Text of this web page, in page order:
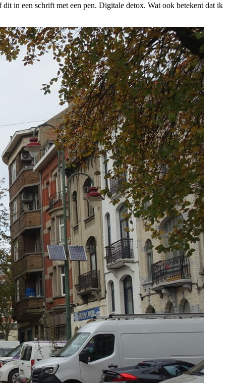
in een schrift met een pen. Digitale detox. Wat ook betekent dat ik